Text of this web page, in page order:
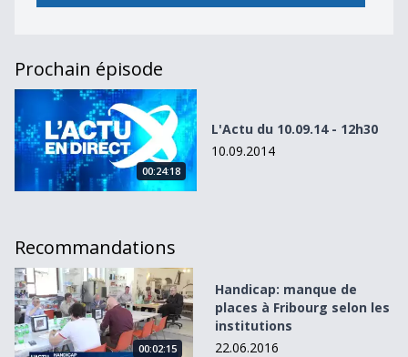
Prochain épisode
L&#039;Actu du 10.09.14 - 12h30
00:24:18
L'Actu du 10.09.14 - 12h30
10.09.2014
Recommandations
Handicap: manque de places à Fribourg selon les
00:02:15
Handicap: manque de
places à Fribourg selon les
institutions
22.06.2016